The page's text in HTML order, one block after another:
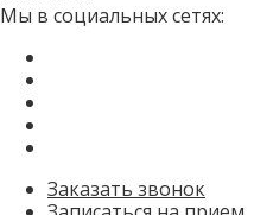
Мы в социальных сетях:
Заказать звонок